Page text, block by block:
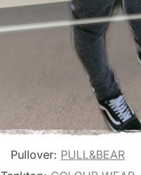
Pullover: PULL&BEAR